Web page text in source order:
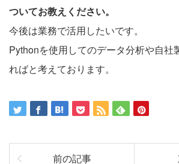
ついてお教えください。
今後は業務で活用したいです。
Pythonを使用してのデータ分析や自社
ればと考えております。
前の記事